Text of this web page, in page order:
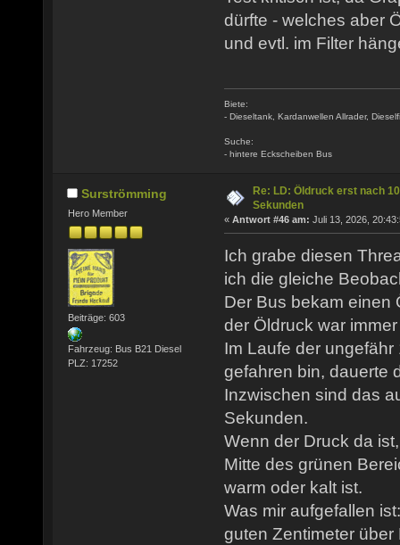
dürfte - welches aber
und evtl. im Filter
Biete:
- Dieseltank, Kardanwellen Allrader,
Suche:
- hintere Eckscheiben Bus
Surströmming
Hero Member
Beiträge: 603
Fahrzeug: Bus B21 Diesel
PLZ: 17252
Re: LD: Öldruck erst nach 10
Sekunden
« Antwort #46 am: Juli 13, 2026,
Ich grabe diesen
ich die gleiche
Der Bus bekam einen
der Öldruck war
Im Laufe der
gefahren bin, dauerte
Inzwischen sind das
Sekunden.
Wenn der Druck da
Mitte des grünen
warm oder kalt ist.
Was mir aufgefallen
guten Zentimeter über